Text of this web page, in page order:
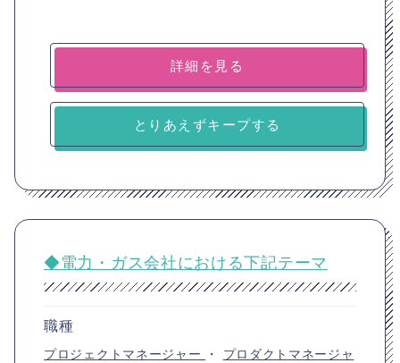
詳細を見る
とりあえずキープする
◆電力・ガス会社における下記テーマ
職種
プロジェクトマネージャー ・ プロダクトマネージャ